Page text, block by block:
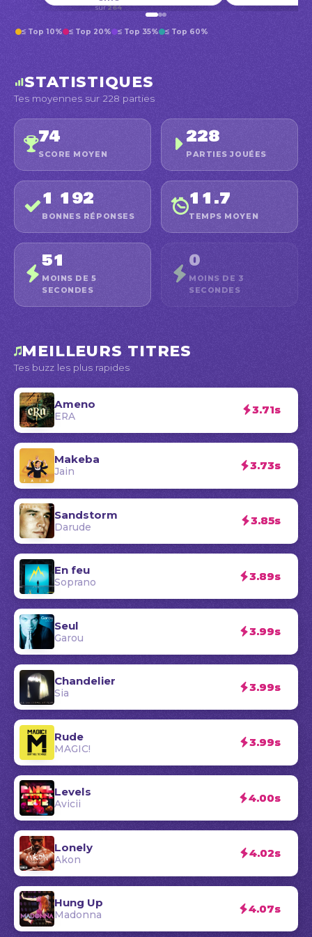
sur264
≤ Top 10% ≤ Top 20% ≤ Top 35% ≤ Top 60%
STATISTIQUES
Tes moyennes sur 228 parties
74
SCORE MOYEN
228
PARTIES JOUÉES
1 192
BONNES RÉPONSES
11.7
TEMPS MOYEN
51
MOINS DE 5
SECONDES
0
MOINS DE 3
SECONDES
MEILLEURS TITRES
Tes buzz les plus rapides
Ameno
ERA 3.71s
Makeba
Jain 3.73s
Sandstorm
Darude 3.85s
En feu
Soprano 3.89s
Seul
Garou 3.99s
Chandelier
Sia 3.99s
Rude
MAGIC! 3.99s
Levels
Avicii 4.00s
Lonely
Akon 4.02s
Hung Up
Madonna 4.07s